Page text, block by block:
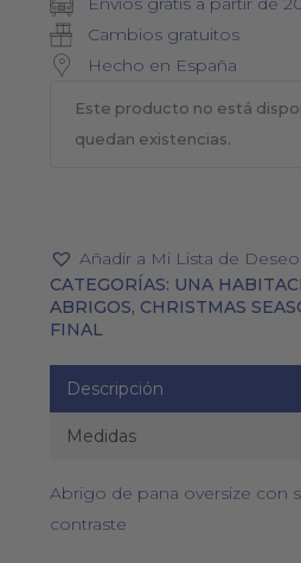
Cambios gratuitos
Hecho en España
Este producto no está
quedan existencias.
Añadir a Mi Lista de
CATEGORÍAS: UNA
ABRIGOS, CHRISTMAS
FINAL
Descripción
Medidas
Abrigo de pana oversize con
contraste